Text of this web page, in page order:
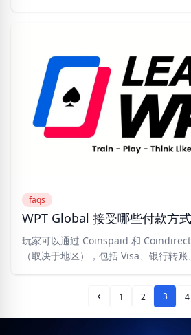
faqs
WPT Global 接受哪些付款方
玩家可以通过 Coinspaid 和
（取决于地区），包括 Visa、银行转
某些地区可用）：Interac、
Ecopayz、Astropay 和 Luxon。
Prev Page
1 2 3 4